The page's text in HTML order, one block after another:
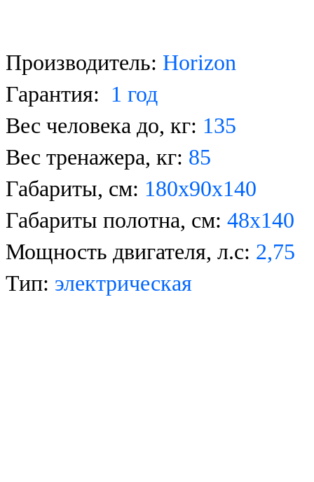
Производитель: Horizon
Гарантия: 1 год
Вес человека до, кг: 135
Вес тренажера, кг: 85
Габариты, см: 180x90x140
Габариты полотна, см: 48х140
Мощность двигателя, л.с: 2,75
Тип: электрическая